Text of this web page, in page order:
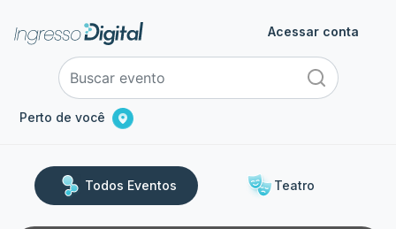
Perto de você
Acessar conta
Todos Eventos Teatro